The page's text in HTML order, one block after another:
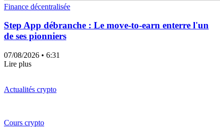
Finance décentralisée
Step App débranche : Le move-to-earn enterre l'un
de ses pionniers
07/08/2026 • 6:31
Lire plus
Actualités crypto
Cours crypto